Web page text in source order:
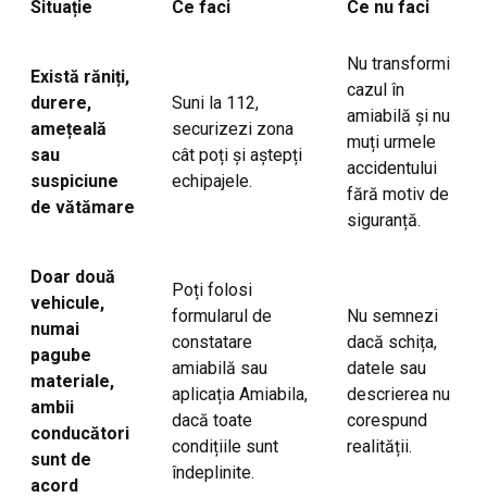
Situație Ce faci Ce nu faci
Există răniți,
durere,
amețeală
sau
suspiciune
de vătămare
Suni la 112,
securizezi zona
cât poți și aștepți
echipajele.
Nu transformi
cazul în
amiabilă și nu
muți urmele
accidentului
fără motiv de
siguranță.
Doar două
vehicule,
numai
pagube
materiale,
ambii
conducători
sunt de
acord
Poți folosi
formularul de
constatare
amiabilă sau
aplicația Amiabila,
dacă toate
condițiile sunt
îndeplinite.
Nu semnezi
dacă schița,
datele sau
descrierea nu
corespund
realității.